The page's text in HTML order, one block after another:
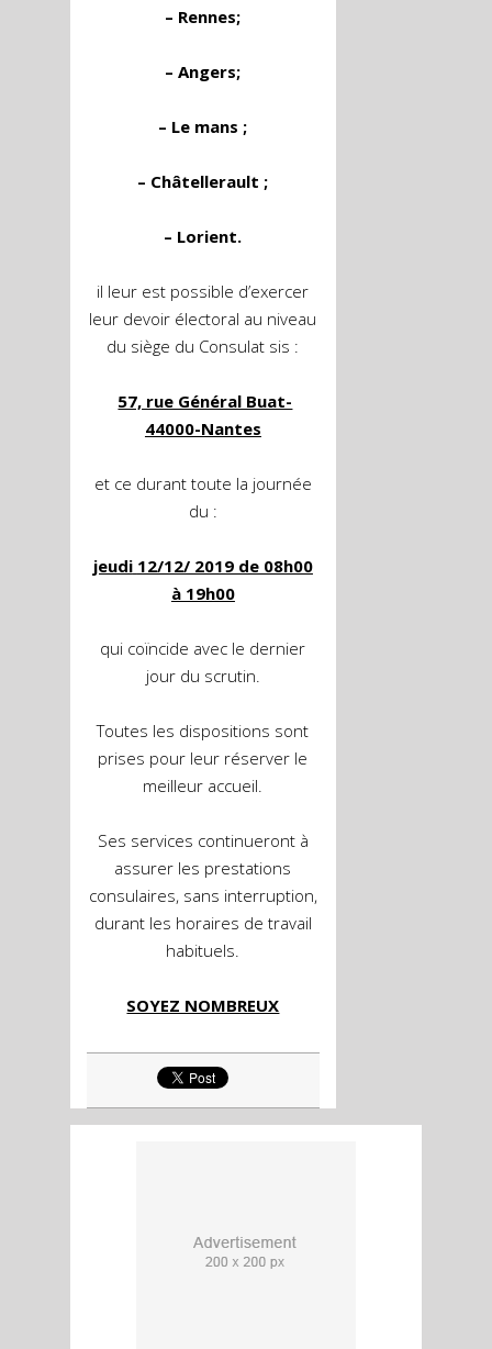
– Rennes;
– Angers;
– Le mans ;
– Châtellerault ;
– Lorient.
il leur est possible d’exercer
leur devoir électoral au niveau
du siège du Consulat sis :
57, rue Général Buat-
44000-Nantes
et ce durant toute la journée
du :
jeudi 12/12/ 2019 de 08h00
à 19h00
qui coïncide avec le dernier
jour du scrutin.
Toutes les dispositions sont
prises pour leur réserver le
meilleur accueil.
Ses services continueront à
assurer les prestations
consulaires, sans interruption,
durant les horaires de travail
habituels.
SOYEZ NOMBREUX